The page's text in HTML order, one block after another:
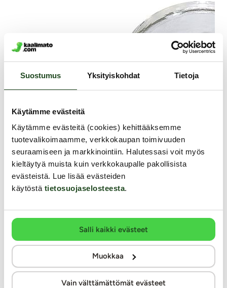
Suostumus Yksityiskohdat Tietoja
Käytämme evästeitä
Käytämme evästeitä (cookies) kehittääksemme
tuotevalikoimaamme, verkkokaupan toimivuuden
seuraamiseen ja markkinointiin. Halutessasi voit myös
kieltäytyä muista kuin verkkokaupalle pakollisista
evästeistä. Lue lisää evästeiden
käytöstä tietosuojaselosteesta.
Salli kaikki evästeet
Muokkaa
Vain välttämättömät evästeet
Pumped
Erityisesti Pumped-sarjan penispumppuihin sopiva
tiiviste. Silikoninen penispumpun tiiviste on kestävä ja
hyväntuntuinen ihoa vasten. Tiiviste asettuu pitävästi
ihoa vasten ja edesauttaa säilyttämään penispumpun
alipaineen sylinterissä.
You2Toys
Vaihdettava tiiviste tekee
miellyttävämpää. Tämä hyvin
materiaalista valmistettu tiiviste
halkaisijaltaan normaalia hieman